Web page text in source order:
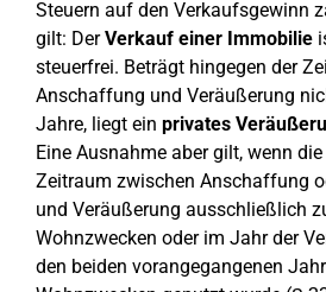
Steuern auf den Verkaufsgewinn
gilt: DerVerkauf einer Immobilie
steuerfrei. Beträgt hingegen der
Anschaffung und Veräußerung
Jahre, liegt ein privates
Eine Ausnahme aber gilt, wenn
Zeitraum zwischen Anschaffung
und Veräußerung ausschließlich
Wohnzwecken oder im Jahr der
den beiden vorangegangenen